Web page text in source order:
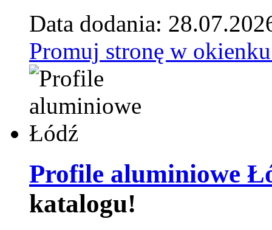
Data dodania:
Promuj stronę w
Profile aluminiowe
katalogu!